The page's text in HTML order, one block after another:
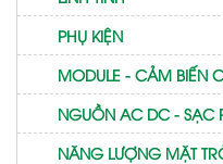
PHỤ KIỆN
MODULE - CẢM BIẾN
NGUỒN AC DC - SẠC
NĂNG LƯỢNG MẶT